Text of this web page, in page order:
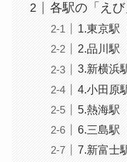
各駅の「えび
1.東京駅
2.品川駅
3.新横浜
4.小田原
5.熱海駅
6.三島駅
7.新富士